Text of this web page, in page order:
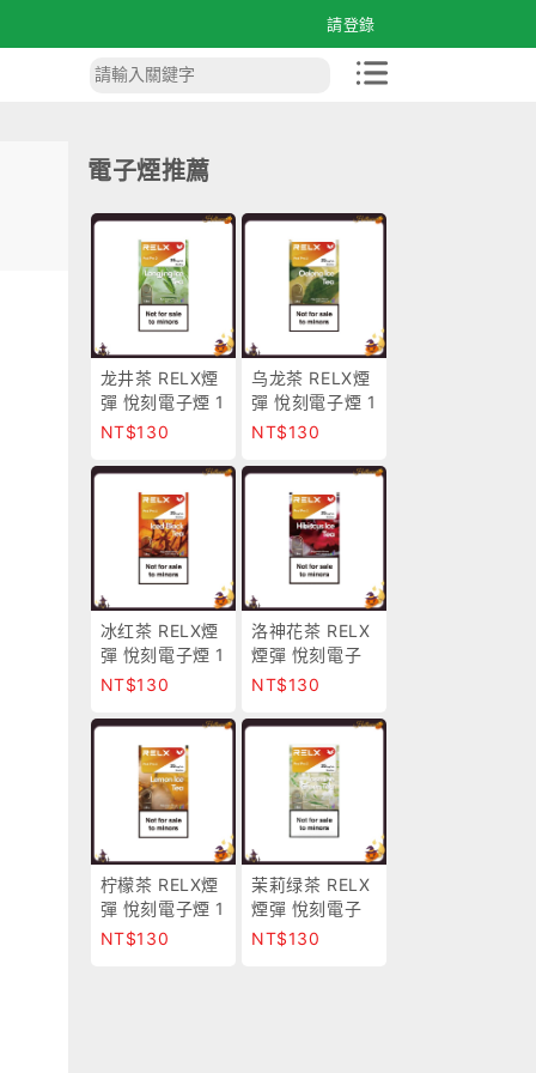
請登錄
電子煙推薦
龙井茶 RELX煙
彈 悅刻電子煙 1
顆入 正品現貨
NT$130
乌龙茶 RELX煙
彈 悅刻電子煙 1
顆入 正品現貨
NT$130
冰红茶 RELX煙
彈 悅刻電子煙 1
顆入 正品現貨
NT$130
洛神花茶 RELX
煙彈 悅刻電子
煙 1顆入 正品現
NT$130
柠檬茶 RELX煙
彈 悅刻電子煙 1
顆入 正品現貨
NT$130
茉莉绿茶 RELX
煙彈 悅刻電子
煙 1顆入 正品現
NT$130